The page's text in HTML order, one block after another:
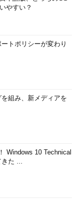
fonts/conf.d/」に保
日本語環境用のデフ
」です。また、日
65-nonlatin.conf」
やすい？
トポリシーが変わり
組み、新メディアを
Windows 10 Technical
きた ...